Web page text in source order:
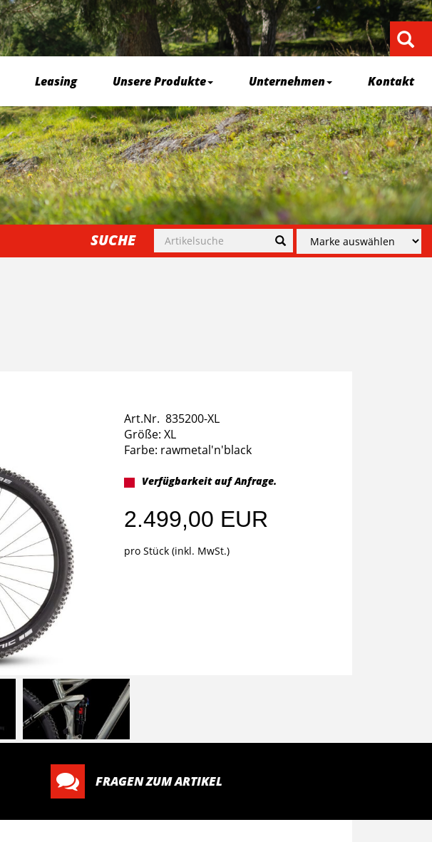
Leasing Unsere Produkte Unternehmen Kontakt
SUCHE
Art.Nr. 835200-XL
Größe: XL
Farbe: rawmetal'n'black
Verfügbarkeit auf Anfrage.
2.499,00 EUR
pro Stück (inkl. MwSt.)
FRAGEN ZUM ARTIKEL